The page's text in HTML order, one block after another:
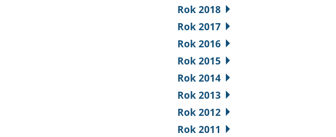
Rok 2018
Rok 2017
Rok 2016
Rok 2015
Rok 2014
Rok 2013
Rok 2012
Rok 2011